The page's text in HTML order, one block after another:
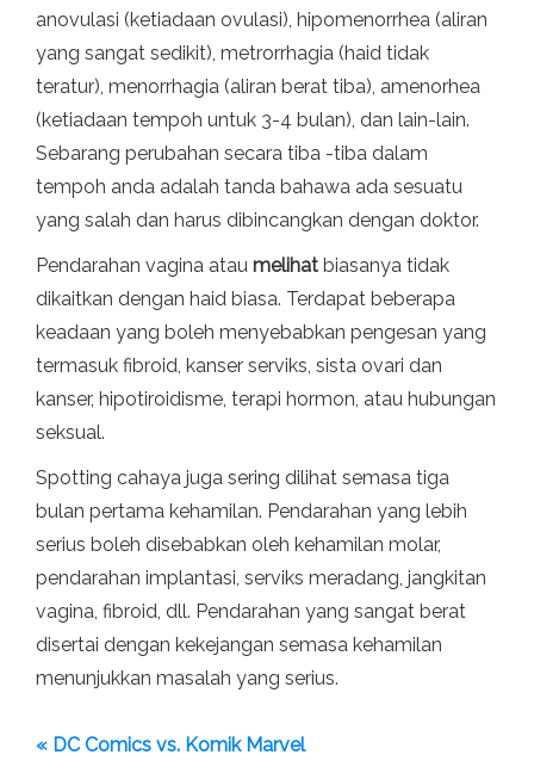
anovulasi (ketiadaan ovulasi), hipomenorrhea (aliran
yang sangat sedikit), metrorrhagia (haid tidak
teratur), menorrhagia (aliran berat tiba), amenorhea
(ketiadaan tempoh untuk 3-4 bulan), dan lain-lain.
Sebarang perubahan secara tiba -tiba dalam
tempoh anda adalah tanda bahawa ada sesuatu
yang salah dan harus dibincangkan dengan doktor.
Pendarahan vagina atau melihat biasanya tidak
dikaitkan dengan haid biasa. Terdapat beberapa
keadaan yang boleh menyebabkan pengesan yang
termasuk fibroid, kanser serviks, sista ovari dan
kanser, hipotiroidisme, terapi hormon, atau hubungan
seksual.
Spotting cahaya juga sering dilihat semasa tiga
bulan pertama kehamilan. Pendarahan yang lebih
serius boleh disebabkan oleh kehamilan molar,
pendarahan implantasi, serviks meradang, jangkitan
vagina, fibroid, dll. Pendarahan yang sangat berat
disertai dengan kekejangan semasa kehamilan
menunjukkan masalah yang serius.
« DC Comics vs. Komik Marvel